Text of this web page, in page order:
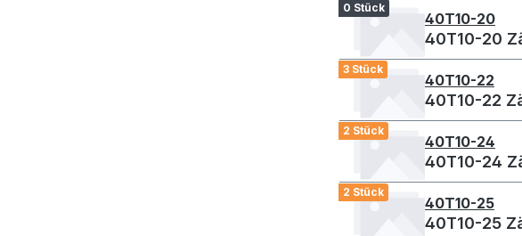
0 Stück
40T10-20
40T10-20
3 Stück
40T10-22
40T10-22
2 Stück
40T10-24
40T10-24
2 Stück
40T10-25
40T10-25